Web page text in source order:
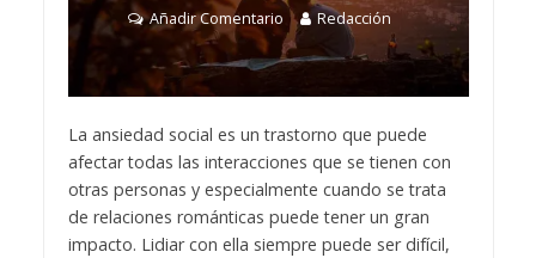
Añadir Comentario Redacción
La ansiedad social es un trastorno que puede
afectar todas las interacciones que se tienen con
otras personas y especialmente cuando se trata
de relaciones románticas puede tener un gran
impacto. Lidiar con ella siempre puede ser difícil,